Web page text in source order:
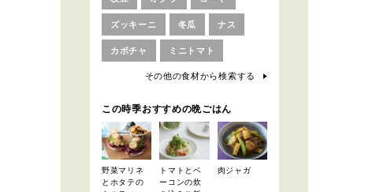
ズッキーニ 冬瓜 ナス
カボチャ ミニトマト
その他の食材から検索する
この時季おすすめの晩ごはん
野菜マリネ
とホタテの
トマトとベ
ーコンの炊
肉ジャガ